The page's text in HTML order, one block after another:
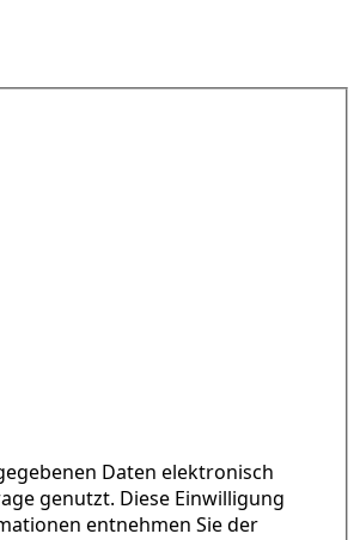
Daten elektronisch
genutzt. Diese Einwilligung
entnehmen Sie der